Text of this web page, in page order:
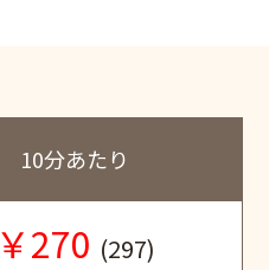
10分あたり
￥270 (297)